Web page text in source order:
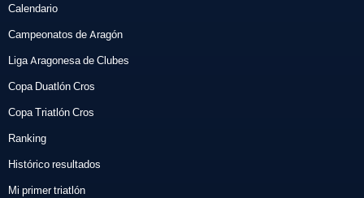
Calendario
Campeonatos de Aragón
Liga Aragonesa de Clubes
Copa Duatlón Cros
Copa Triatlón Cros
Ranking
Histórico resultados
Mi primer triatlón